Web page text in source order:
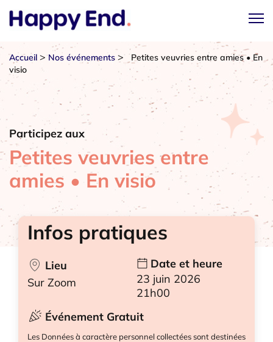
Accueil >Nos événements >
Petites veuvries entre amies • En
visio
Participez aux
Petites veuvries entre
amies • En visio
Infos pratiques
Lieu
Sur Zoom
Date et heure
23 juin 2026
21h00
Événement Gratuit
Les Données à caractère personnel collectées sont destinées